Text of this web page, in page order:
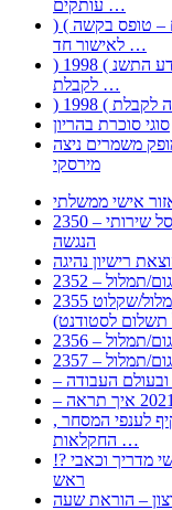
עותקים …
) ( פעמי להקלטת יצירות על מוצרים מכניים – טופס בקשה
לאישור חד …
) 1998 ( לפי חוק חופש המידע התשנ;quot&ח – טופס בקשה
לקבלת …
סוגי סוכרת בהריון
משמרים ניצה
מירסקי
אישי ממשלתי
2350 – מידע לסטודנט עם לקות שמיעה-נוהל תשלום סל שירותי
הנגשה
תמלול
2355 דרישה לתשלום עבור מתן שירותי תרגום/תמלול/שקלוט
תשלום לסטודנט)
תמלול
תמלול
, התעשייה , פיצויי מס רכוש בגין נזק עקיף לענפי המסחר
החקלאות …
!? איך להפרד מהמיגרנה לשחרור ממיגרנה מעשי מדריך וכאבי
ראש
– הוראת שעה